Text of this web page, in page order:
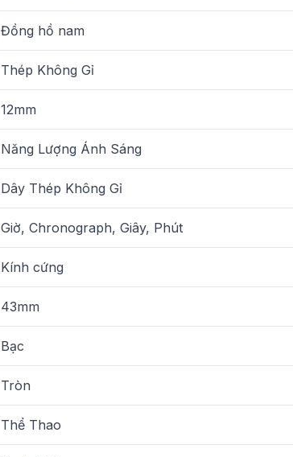
Đồng hồ nam
Thép Không Gỉ
12mm
Năng Lượng Ánh Sáng
Dây Thép Không Gỉ
Giờ, Chronograph, Giây, Phút
Kính cứng
43mm
Bạc
Tròn
Thể Thao